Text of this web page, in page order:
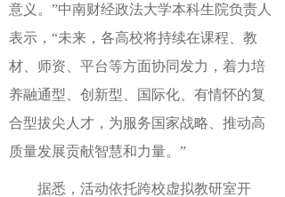
意义。”中南财经政法大学本科生院负责人
表示，“未来，各高校将持续在课程、教
材、师资、平台等方面协同发力，着力培
养融通型、创新型、国际化、有情怀的复
合型拔尖人才，为服务国家战略、推动高
质量发展贡献智慧和力量。”
据悉，活动依托跨校虚拟教研室开